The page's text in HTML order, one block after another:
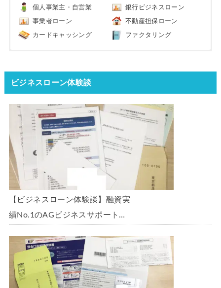
個人事業主・自営業 銀行ビジネスローン
事業者ローン 不動産担保ローン
カードキャッシング ファクタリング
ビジネスローン体験談
【ビジネスローン体験談】融資実
績No.1のAGビジネスサポート
300万円の枠で翌日に借りられま
した。全手順を丁寧に解説しま
す。